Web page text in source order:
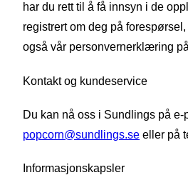
har du rett til å få innsyn i de
registrert om deg på
også vår personvernerklæring
Kontakt og kundeservice
Du kan nå oss i Sundlings på e-
popcorn@sundlings.se eller på
Informasjonskapsler